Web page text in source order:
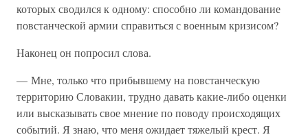
которых сводился к одному: способно ли командование
повстанческой армии справиться с военным кризисом?
Наконец он попросил слова.
— Мне, только что прибывшему на повстанческую
территорию Словакии, трудно давать какие-либо оценки
или высказывать свое мнение по поводу происходящих
событий. Я знаю, что меня ожидает тяжелый крест. Я